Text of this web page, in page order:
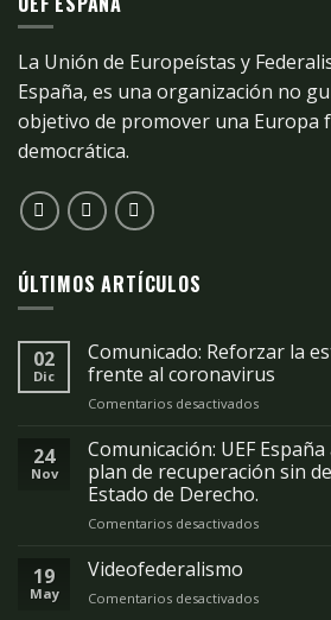
La Unión de Europeístas y
España, es una organización no
objetivo de promover una Europa
democrática.
ÚLTIMOS ARTÍCULOS
02
Dic
Comunicado: Reforzar la
frente al coronavirus
Comentarios desactivados
Reforzar
la
estrategia
24
Nov
Comunicación: UEF
plan de recuperación sin
Estado de Derecho.
Comentarios desactivados
19
May
Videofederalismo
Comentarios desactivados